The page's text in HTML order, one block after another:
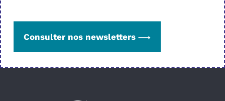
Consulter nos newsletters